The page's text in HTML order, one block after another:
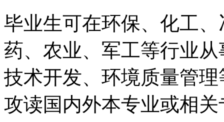
毕业生可在环保、化工
药、农业、军工等行业
技术开发、环境质量管
攻读国内外本专业或相